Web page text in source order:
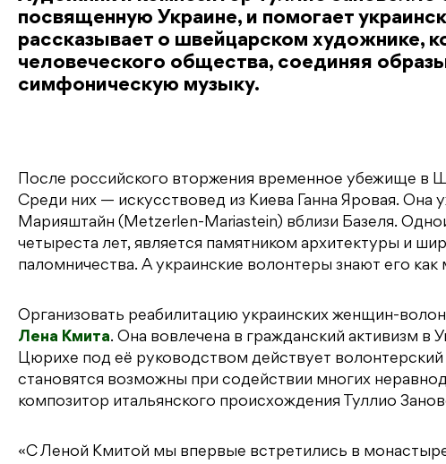
посвященную Украине, и помогает
рассказывает о швейцарском художнике,
человеческого общества, соединяя
симфоническую музыку.
После российского вторжения временное убежище в
Среди них — искусствовед из Киева Ганна Яровая. Она
Марияштайн (Metzerlen-Mariastein) вблизи Базеля.
четыреста лет, является памятником архитектуры и
паломничества. А украинские волонтеры знают его как
Организовать реабилитацию украинских женщин-
Лена Кмита. Она вовлечена в гражданский активизм в
Цюрихе под её руководством действует
становятся возможны при содействии многих
композитор итальянского происхождения Туллио
«С Леной Кмитой мы впервые встретились в